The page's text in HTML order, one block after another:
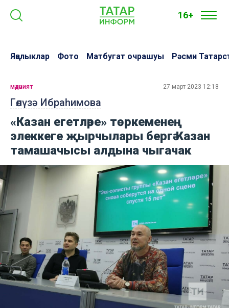
16+
Яңалыклар Фото Матбугат очрашуы Рәсми
Гөлүзә Ибраһимова
мәдәният 27 март 2023 12:18
«Казан егетләре» төркеменең
элеккеге җырчылары бергә Казан
тамашачысы алдына чыгачак